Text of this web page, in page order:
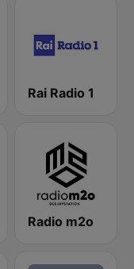
Rai Radio 1
Radio m2o